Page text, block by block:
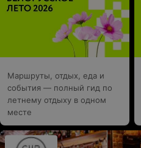
Маршруты, отдых, еда и
события — полный гид по
летнему отдыху в одном
месте